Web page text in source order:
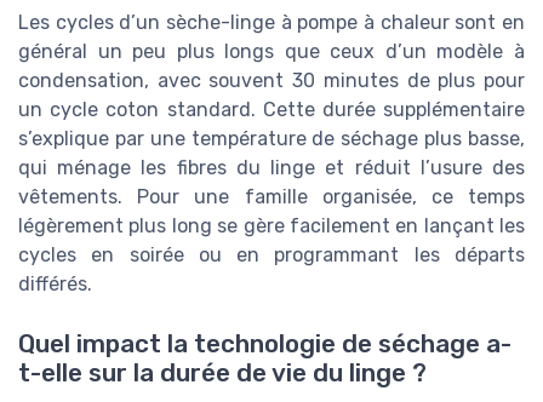
Les cycles d’un sèche-linge à pompe à chaleur sont en
général un peu plus longs que ceux d’un modèle à
condensation, avec souvent 30 minutes de plus pour
un cycle coton standard. Cette durée supplémentaire
s’explique par une température de séchage plus basse,
qui ménage les fibres du linge et réduit l’usure des
vêtements. Pour une famille organisée, ce temps
légèrement plus long se gère facilement en lançant les
cycles en soirée ou en programmant les départs
différés.
Quel impact la technologie de séchage a-
t-elle sur la durée de vie du linge ?